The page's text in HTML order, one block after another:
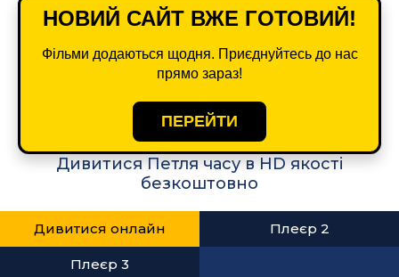
НОВИЙ САЙТ ВЖЕ ГОТОВИЙ!
Фільми додаються щодня. Приєднуйтесь до нас
прямо зараз!
ПЕРЕЙТИ
Дивитися Петля часу в HD якості
безкоштовно
Дивитися онлайн Плеєр 2
Плеєр 3